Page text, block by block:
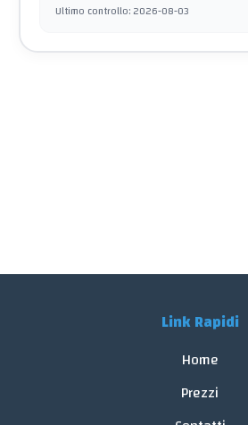
Ultimo controllo:2026-08-03
Link Rapidi
Home
Prezzi